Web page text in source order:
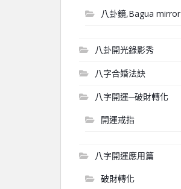
八卦鏡,Bagua mirror
八卦開光錄影秀
八字合婚法訣
八字開運─破財轉化
開運戒指
八字開運應用篇
破財轉化